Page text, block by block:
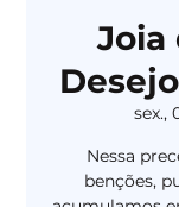
Joia
sex.,
Nessa
benções,